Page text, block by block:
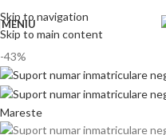
Skip to navigation
Skip to main content
MENIU
-43%
Mareste